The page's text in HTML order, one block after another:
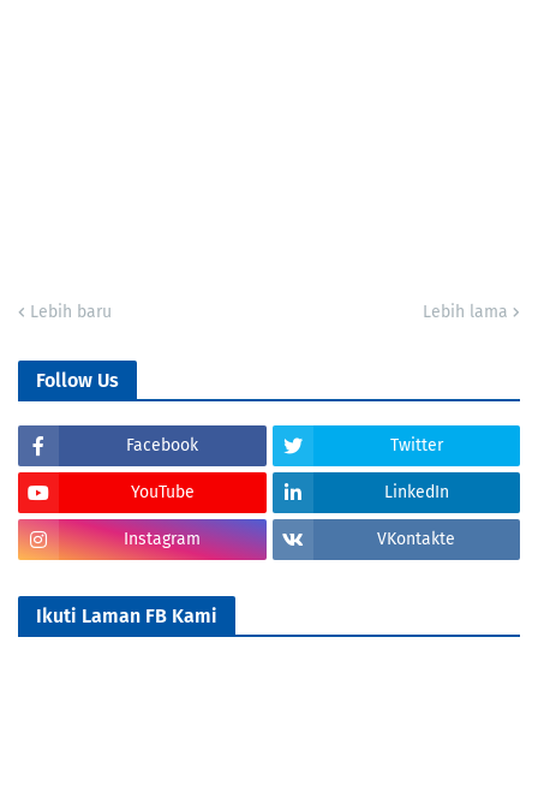
Lebih baru Lebih lama
Follow Us
Facebook Twitter
YouTube LinkedIn
Instagram VKontakte
Ikuti Laman FB Kami